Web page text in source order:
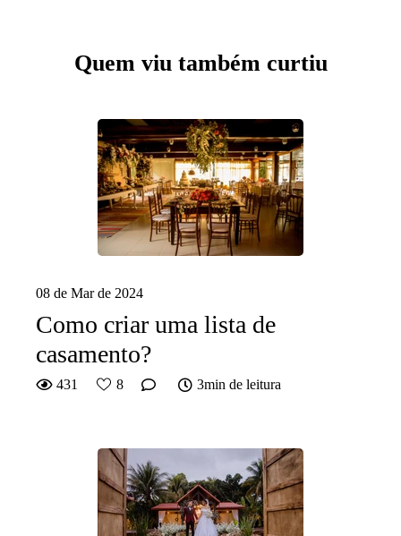
Quem viu também curtiu
08 de Mar de 2024
Como criar uma lista de
casamento?
431 8 3min de leitura